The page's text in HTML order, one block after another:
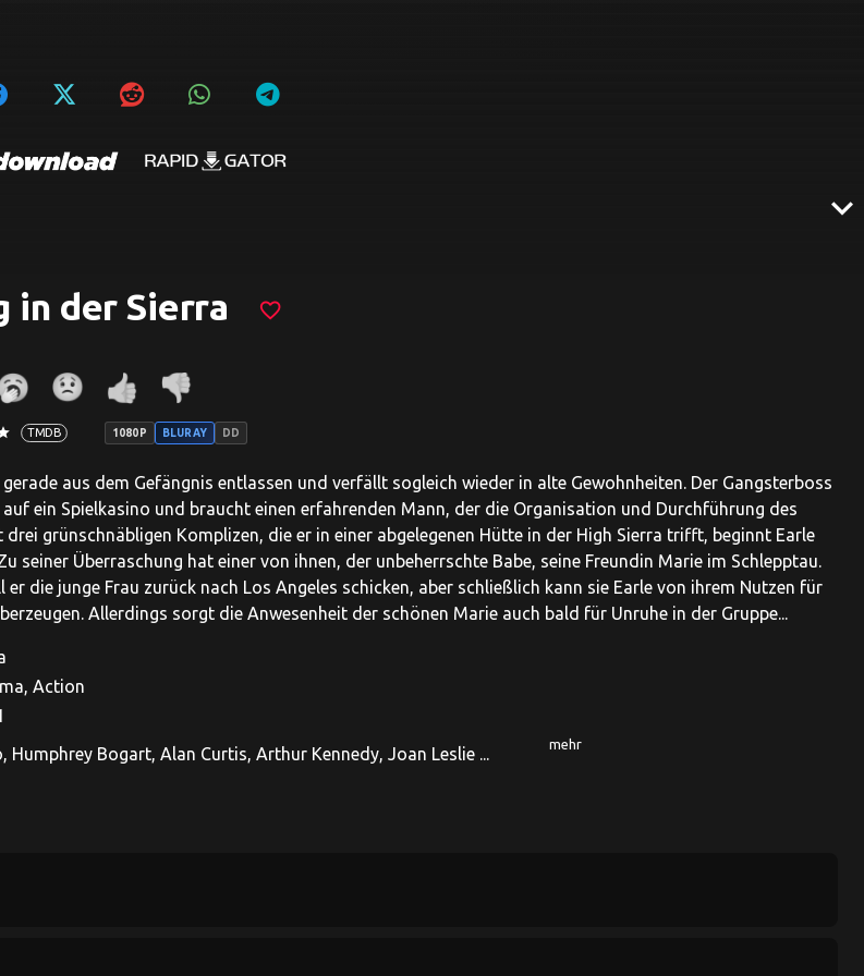
expand_more
in der Sierra favorite_border
TMDB 1080P BLURAY DD
gerade aus dem Gefängnis entlassen und verfällt sogleich wieder in alte Gewohnheiten. Der Gangsterboss
ein Spielkasino und braucht einen erfahrenden Mann, der die Organisation und Durchführung des
drei grünschnäbligen Komplizen, die er in einer abgelegenen Hütte in der High Sierra trifft, beginnt Earle
seiner Überraschung hat einer von ihnen, der unbeherrschte Babe, seine Freundin Marie im Schlepptau.
er die junge Frau zurück nach Los Angeles schicken, aber schließlich kann sie Earle von ihrem Nutzen für
Allerdings sorgt die Anwesenheit der schönen Marie auch bald für Unruhe in der Gruppe...
Action
Humphrey Bogart, Alan Curtis, Arthur Kennedy, Joan Leslie ...
mehr